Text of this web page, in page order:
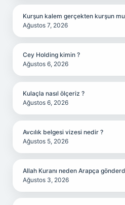
Kurşun kalem gerçekten kurşun
Ağustos 7, 2026
Cey Holding kimin ?
Ağustos 6, 2026
Kulaçla nasıl ölçeriz ?
Ağustos 6, 2026
Avcılık belgesi vizesi nedir ?
Ağustos 5, 2026
Allah Kuranı neden Arapça
Ağustos 3, 2026